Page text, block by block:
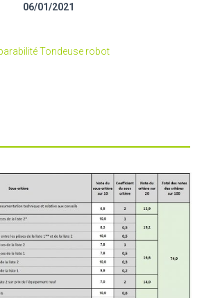
06/01/2021
Tondeuse robot